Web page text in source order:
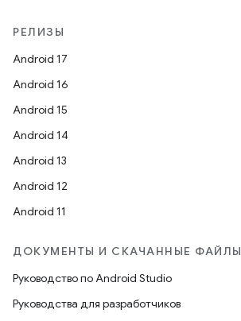
РЕЛИЗЫ
Android 17
Android 16
Android 15
Android 14
Android 13
Android 12
Android 11
ДОКУМЕНТЫ И СКАЧАННЫЕ ФАЙЛЫ
Руководство по Android Studio
Руководства для разработчиков